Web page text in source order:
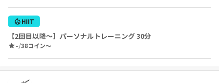
HIIT
【2回目以降〜】パーソナルトレーニング 30分
-/38コイン〜